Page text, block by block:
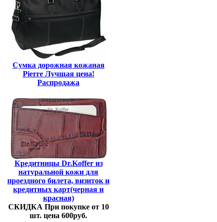
Сумка дорожная кожаная
Pierre Лучщая цена!
Распродажа
Кредитницы Dr.Koffer из
натуральной кожи для
проездного билета, визиток и
кредитных карт(черная и
красная)
СКИДКА При покупке от 10
шт. цена 600руб.